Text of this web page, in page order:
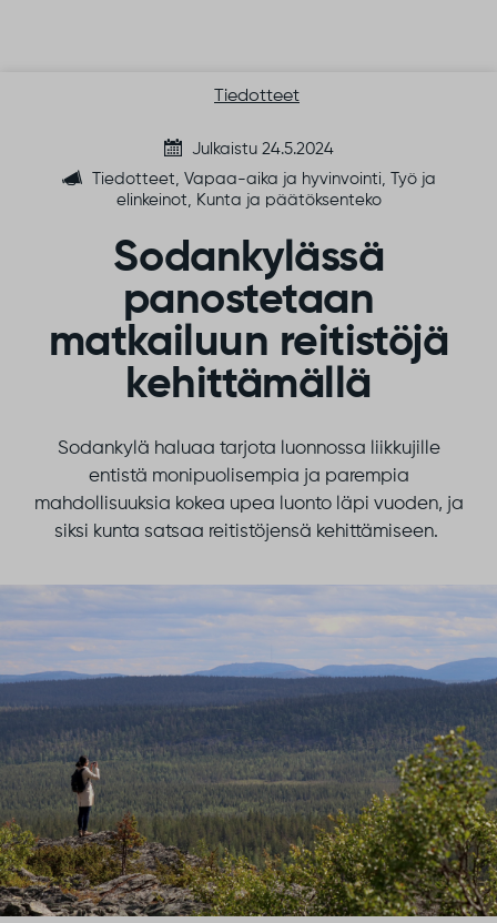
Tiedotteet
Julkaistu 24.5.2024
Tiedotteet, Vapaa-aika ja hyvinvointi, Työ ja
elinkeinot, Kunta ja päätöksenteko
Sodankylässä
panostetaan
matkailuun reitistöjä
kehittämällä
Sodankylä haluaa tarjota luonnossa liikkujille
entistä monipuolisempia ja parempia
mahdollisuuksia kokea upea luontoläpi vuoden, ja
siksi kunta satsaa reitistöjensä kehittämiseen.